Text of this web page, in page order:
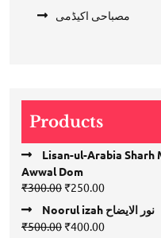
مصباحی اکیڈمی
Products
Lisan-ul-Arabia Sharh
Awwal Dom
₹300.00 Original
price
was:
₹300.00.
₹250.00Current
price
is:
Noorul izah نور الایضاح
₹500.00 Original
₹400.00Current